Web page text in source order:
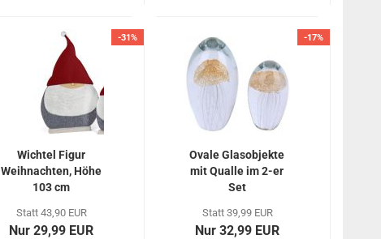
-31%
Wichtel Figur
Weihnachten, Höhe
103 cm
Statt 43,90 EUR
Nur 29,99 EUR
-17%
Ovale Glasobjekte
mit Qualle im 2-er
Set
Statt 39,99 EUR
Nur 32,99 EUR